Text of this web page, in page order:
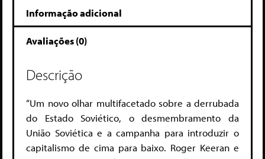
Informação adicional
Avaliações (0)
Descrição
“Um novo olhar multifacetado sobre a derrubada
do Estado Soviético, o desmembramento da
União Soviética e a campanha para introduzir o
capitalismo de cima para baixo. Roger Keeran e